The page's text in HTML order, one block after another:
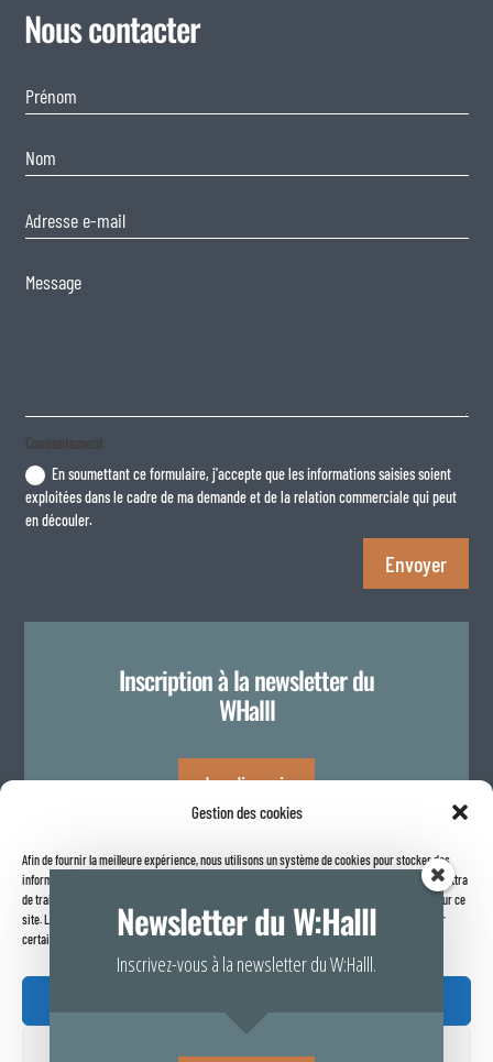
Gestion des cookies
Afin de fournir la meilleure expérience, nous utilisons un système de cookies pour stocker des
informations sur votre navigateur internet. Le fait de consentir à ces technologies nous permettra
de traiter des données telles que le comportement de navigation ou les identifiants uniques sur ce
site. Le fait de ne pas consentir ou de retirer son consentement peut avoir un effet négatif sur
certaines caractéristiques et fonctions.
Nous contacter
Consentement
En soumettant ce formulaire, j'accepte que les informations saisies soient
exploitées dans le cadre de ma demande et de la relation commerciale qui peut
en découler.
Envoyer
Inscription à la newsletter du
WHalll
Je m'inscris
Newsletter du W:Halll
Inscrivez-vous à la newsletter du W:Halll.